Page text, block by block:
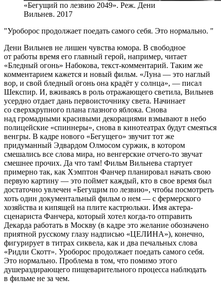
«Бегущий по лезвию 2049». Реж. Дени
Вильнев. 2017
Уроборос продолжает поедать самого себя. Это нормально.
Дени Вильнев не лишен чувства юмора. В свободное
от работы время его главный герой, например, читает
«Бледный огонь» Набокова, текст-комментарий. Таким же
комментарием кажется и новый фильм. «Луна — это наглый
вор, и свой бледный огонь она крадёт у солнца», — писал
Шекспир. И, вживаясь в роль отражающего светила, Вильнев
усердно отдает дань первоисточнику света. Начинает
со сверхкрупного плана глазного яблока. Снова
над громадными красивыми декорациями взмывают в небо
полицейские «спиннеры», снова в кинотеатрах будут смеяться
венгры. В кадре нового «Бегущего» звучит тот же
придуманный Эдвардом Олмосом суржик, в котором
смешались все слова мира, но венгерские отчего-то звучат
смешнее прочих. Да что там! Фильм Вильнева стартует
примерно так, как Хэмптон Фанчер планировал начать свою
первую картину — это поймет каждый, кто в свое время был
достаточно увлечен «Бегущим по лезвию», чтобы посмотреть
хоть один документальный фильм о нем — с фермерского
хозяйства и кипящей на плите кастрюльки. Имя актера-
сценариста Фанчера, который хотел когда-то отправить
Декарда работать в Москву (в кадре это желание обозначено
приятной русскому глазу надписью «ЦЕЛИНА»), конечно,
фигурирует в титрах сиквела, как и два печальных слова
«Ридли Скотт». Уроборос продолжает поедать самого себя.
Это нормально. Проблема в том, что помимо этого
душераздирающего пищеварительного процесса наблюдать
в фильме не за чем.